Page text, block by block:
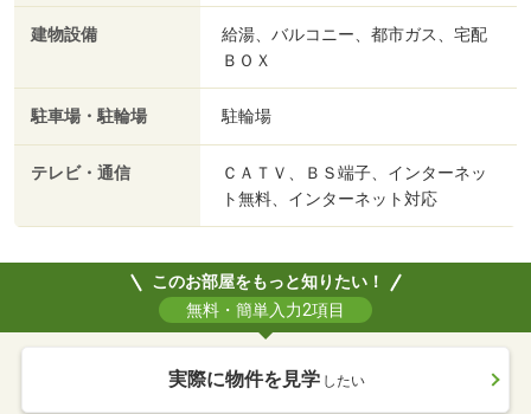
建物設備
給湯、バルコニー、都市ガス、宅配
ＢＯＸ
駐車場・駐輪場 駐輪場
テレビ・通信
ＣＡＴＶ、ＢＳ端子、インターネッ
ト無料、インターネット対応
このお部屋をもっと知りたい！
無料・簡単入力2項目
実際に物件を見学 したい